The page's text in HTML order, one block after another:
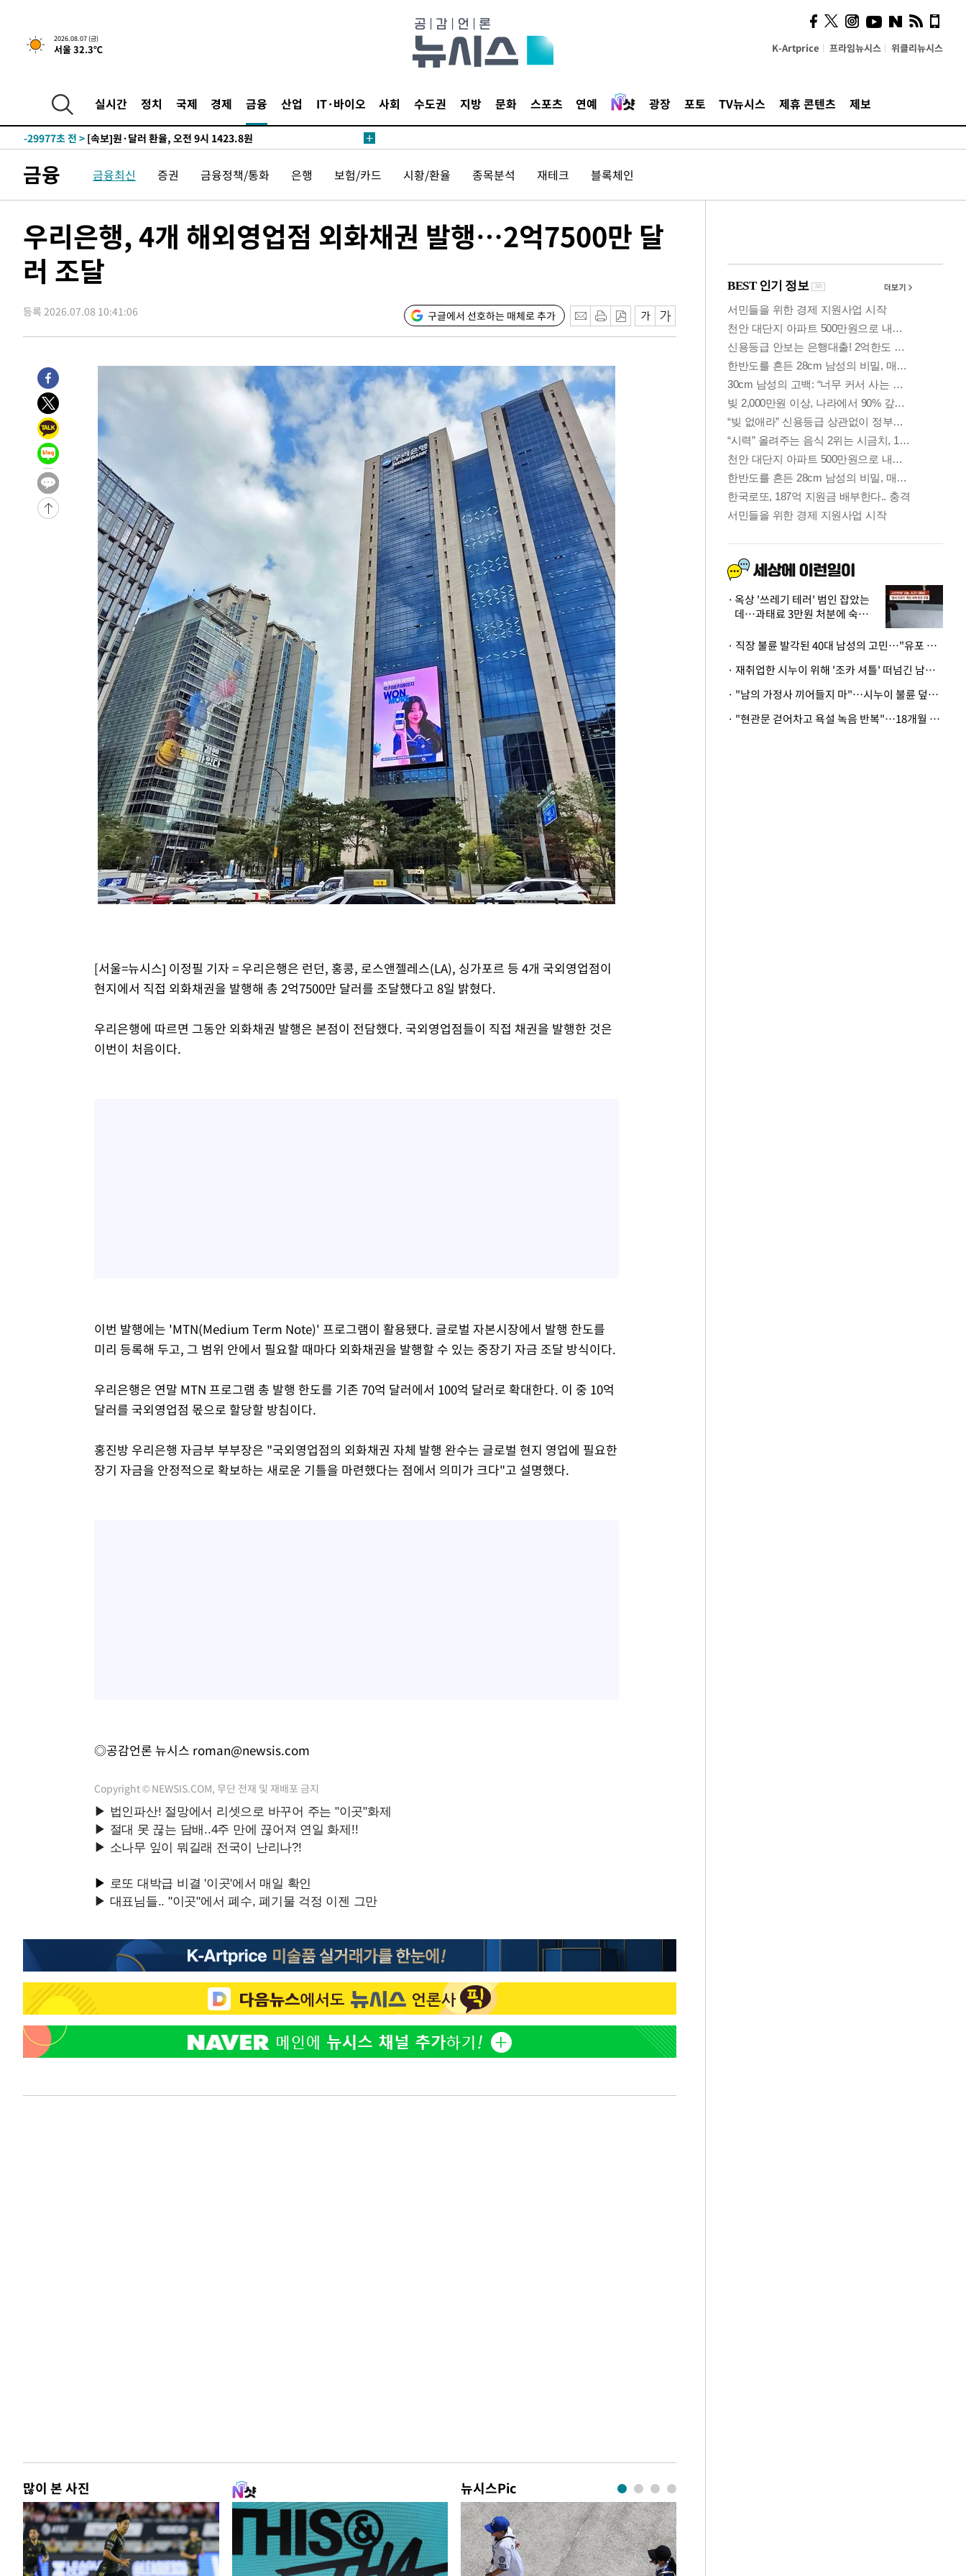
2026.08.07 (금)
서울 32.3℃ K-Artprice 프라임뉴시스 위클리뉴시스
실시간 정치 국제 경제 금융 산업 IT·바이오 사회 수도권 지방 문화 스포츠 연예 광장 포토 TV뉴시스 제휴 콘텐츠 제보
-15720초 전 >[속보] 뉴욕증시, 일제 하락 마감…나스닥 0.06%↓
-30341초 전 >
[속보]경찰·노동부, HL만도 평택사업장 끼임 사망 관련 압수수색
-30222초 전 >
압수수색
-29977초 전 > [속보]원·달러 환율, 오전 9시 1423.8원
-29759초 전 >
[속보]코스닥, 5.95포인트(0.74%) 상승한 807.62개장
-29727초 전 >[속보]코스피, 6300선 재탈환…1.09% 오른 6365.07 개장
태
-26190초 전 >입추에도 극한더위…서울 낮 39도 '폭염중대경보'
-21154초 전 >이란, 호르무즈서 "적국 목표물들"과 대치로 남부 케슘섬에서 두차
례 큰 폭발음
-19869초 전 >[속보]美, 폴리실리콘 수입 규제…파생제품 15% 관세, 120일 후
-15720초 전 >[속보] 뉴욕증시, 일제 하락 마감…나스닥 0.06%↓
-31828초 전 >"미 전국적 살모네라 식중독 원인은 멕시코산 할라피뇨"-- CDC
-30222초 전 >
[속보]합수본, '투표율 허위 입력' 중앙·서울·경기도 선관위 등 9곳
압수수색
-29977초 전 >
[속보]원·달러 환율, 오전 9시 1423.8원
-29773초 전 >
[속보]삼성전자·SK하이닉스 동반 강보합…1%대 상승 출발
-29759초 전 >
[속보]코스닥, 5.95포인트(0.74%) 상승한 807.62개장
-29727초 전 >
[속보]코스피, 6300선 재탈환…1.09% 오른 6365.07 개장
-26892초 전 >
시리아 다마스쿠스 교외에서 미니버스 폭발.. 14명 부상, 3명은 중
-26190초 전 >
입추에도 극한더위…서울 낮 39도 '폭염중대경보'
-21154초 전 >
이란, 호르무즈서 "적국 목표물들"과 대치로 남부 케슘섬에서 두차
[속보]美, 폴리실리콘 수입 규제…파생제품 15% 관세, 120일 후
[속보]트럼프, 美 원정출산 금지 행정명령 서명
[속보] 뉴욕증시, 일제 하락 마감…나스닥 0.06%↓
금융 금융최신 증권 금융정책/통화 은행 보험/카드 시황/환율 종목분석 재테크 블록체인
우리은행, 4개 해외영업점 외화채권 발행…2억7500만 달
러 조달
등록 2026.07.08 10:41:06 구글에서 선호하는 매체로 추가
[서울=뉴시스] 이정필 기자 = 우리은행은 런던, 홍콩, 로스앤젤레스(LA), 싱가포르 등 4개 국외영업점이
현지에서 직접 외화채권을 발행해 총 2억7500만 달러를 조달했다고 8일 밝혔다.
우리은행에 따르면 그동안 외화채권 발행은 본점이 전담했다. 국외영업점들이 직접 채권을 발행한 것은
이번이 처음이다.
이번 발행에는 'MTN(Medium Term Note)' 프로그램이 활용됐다. 글로벌 자본시장에서 발행 한도를
미리 등록해 두고, 그 범위 안에서 필요할 때마다 외화채권을 발행할 수 있는 중장기 자금 조달 방식이다.
우리은행은 연말 MTN 프로그램 총 발행 한도를 기존 70억 달러에서 100억 달러로 확대한다. 이 중 10억
달러를 국외영업점 몫으로 할당할 방침이다.
홍진방 우리은행 자금부 부부장은 "국외영업점의 외화채권 자체 발행 완수는 글로벌 현지 영업에 필요한
장기 자금을 안정적으로 확보하는 새로운 기틀을 마련했다는 점에서 의미가 크다"고 설명했다.
◎공감언론 뉴시스 roman@newsis.com
Copyright © NEWSIS.COM, 무단 전재 및 재배포 금지
많이 본 사진 뉴시스Pic
시, 스마트폰 액세서리에
NFC 더했다
옥상 '쓰레기 테러' 범인 잡았는
데…과태료 3만원 처분에 숙박업
· 직장 불륜 발각된 40대 남성의 고민…"유포 동료 명예훼손·협박죄 고소 가능할까"
· 재취업한 시누이 위해 '조카 셔틀' 떠넘긴 남편…아내 "난 못한다"
· "남의 가정사 끼어들지 마"…시누이 불륜 덮으려는 남편에 억울한 아내
· "현관문 걷어차고 욕설 녹음 반복"…18개월 아기 키우는 집 뒤흔든 '앞집의 비극'